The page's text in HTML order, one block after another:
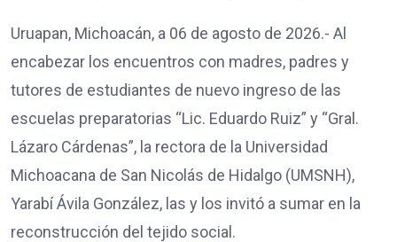
Uruapan, Michoacán, a 06 de agosto de 2026.- Al
encabezar los encuentros con madres, padres y
tutores de estudiantes de nuevo ingreso de las
escuelas preparatorias “Lic. Eduardo Ruiz” y “Gral.
Lázaro Cárdenas”, la rectora de la Universidad
Michoacana de San Nicolás de Hidalgo (UMSNH),
Yarabí Ávila González, las y los invitó a sumar en la
reconstrucción del tejido social.